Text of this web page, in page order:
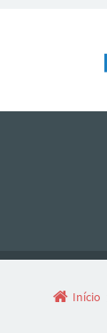
Início